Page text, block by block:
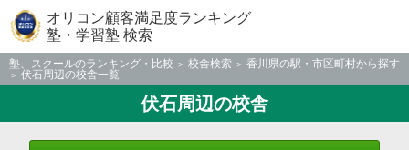
オリコン顧客満足度ランキング
塾・学習塾 検索
塾、スクールのランキング・比較 校舎検索
香川県の駅・市区町村から探す
伏石周辺の校舎一覧
伏石周辺の校舎